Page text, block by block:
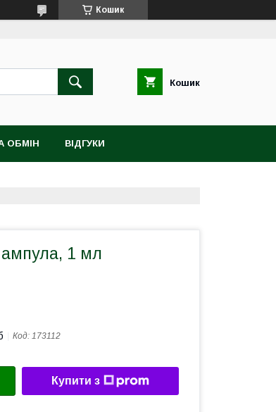
Кошик
Кошик
ОБМІН ВІДГУКИ
1 мл
Код: 173112
Купити з